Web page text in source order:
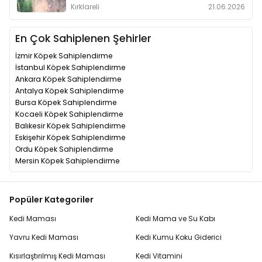
Kırklareli
21.06.2026
En Çok Sahiplenen Şehirler
İzmir Köpek Sahiplendirme
İstanbul Köpek Sahiplendirme
Ankara Köpek Sahiplendirme
Antalya Köpek Sahiplendirme
Bursa Köpek Sahiplendirme
Kocaeli Köpek Sahiplendirme
Balıkesir Köpek Sahiplendirme
Eskişehir Köpek Sahiplendirme
Ordu Köpek Sahiplendirme
Mersin Köpek Sahiplendirme
Popüler Kategoriler
Kedi Maması
Yavru Kedi Maması
Kısırlaştırılmış Kedi Maması
Kedi Mama ve Su Kabı
Kedi Kumu Koku Giderici
Kedi Vitamini